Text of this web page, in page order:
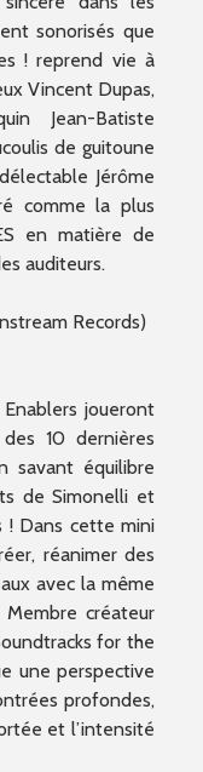
sonorisés que
! reprend vie à
Vincent Dupas,
Jean-Batiste
de guitoune
Jérôme
comme la plus
en matière de
auditeurs.
Records)
joueront
10 dernières
savant équilibre
de Simonelli et
! Dans cette mini
réanimer des
avec la même
créateur
for the
une perspective
profondes,
et l’intensité